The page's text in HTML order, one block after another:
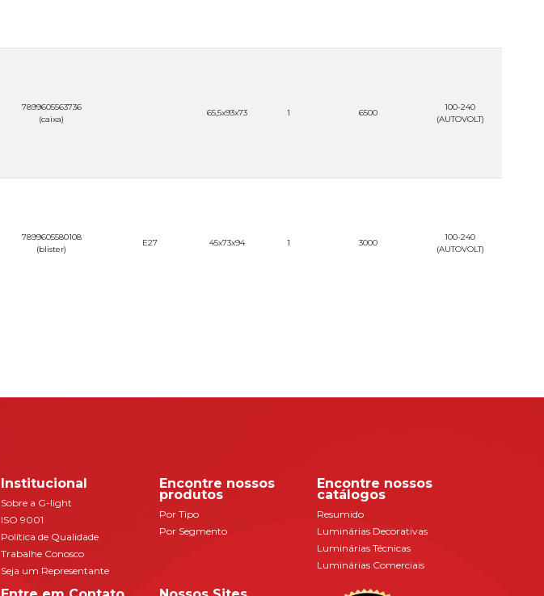
7899605563736
(caixa)
65,5x93x73 1 6500
100-240
(AUTOVOLT)
7899605580108
(blister)
E27 45x73x94 1 3000
100-240
(AUTOVOLT)
Institucional
Sobre a G-light
ISO 9001
Política de Qualidade
Trabalhe Conosco
Seja um Representante
Encontre nossos
produtos
Por Tipo
Por Segmento
Encontre nossos
catálogos
Resumido
Luminárias Decorativas
Luminárias Técnicas
Luminárias Comerciais